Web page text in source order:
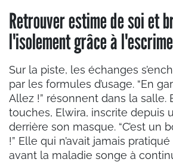
Retrouver estime de soi et
l'isolement grâce à l'escrime
Sur la piste, les échanges
par les formules d’usage. “En
Allez !” résonnent dans la salle.
touches, Elwira, inscrite depuis
derrière son masque. “C’est un
!” Elle qui n’avait jamais
avant la maladie songe à